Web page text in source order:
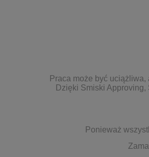
Praca może być
Dzięki Smiski
Ponieważ